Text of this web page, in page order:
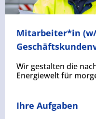
Mitarbeiter*in
Wir gestalten die
Energiewelt für
Ihre Aufgaben